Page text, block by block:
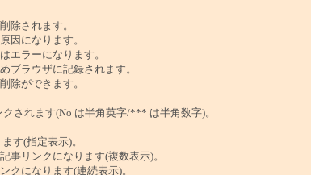
除されます。
因になります。
エラーになります。
ブラウザに記録されます。
除ができます。
されます(No は半角英字/*** は半角数字)。
す(指定表示)。
事リンクになります(複数表示)。
クになります(連続表示)。